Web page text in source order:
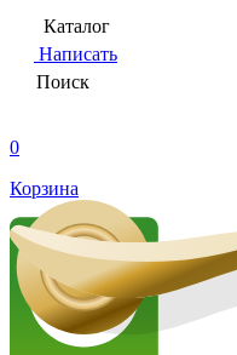
Каталог
Написать
Поиск
0
Корзина